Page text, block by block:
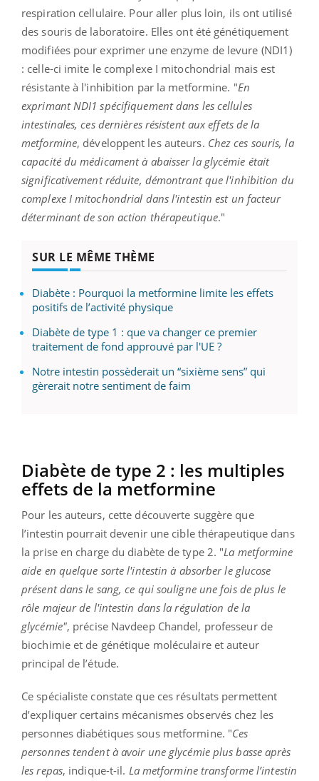
respiration cellulaire. Pour aller plus loin, ils ont utilisé
des souris de laboratoire. Elles ont été génétiquement
modifiées pour exprimer une enzyme de levure (NDI1)
: celle-ci imite le complexe I mitochondrial mais est
résistante à l'inhibition par la metformine. "En
exprimant NDI1 spécifiquement dans les cellules
intestinales, ces dernières résistent aux effets de la
metformine, développent les auteurs. Chez ces souris, la
capacité du médicament à abaisser la glycémie était
significativement réduite, démontrant que l'inhibition du
complexe I mitochondrial dans l'intestin est un facteur
déterminant de son action thérapeutique."
SUR LE MÊME THÈME
Diabète : Pourquoi la metformine limite les effets
positifs de l’activité physique
Diabète de type 1 : que va changer ce premier
traitement de fond approuvé par l'UE ?
Notre intestin possèderait un “sixième sens” qui
gèrerait notre sentiment de faim
Diabète de type 2 : les multiples
effets de la metformine
Pour les auteurs, cette découverte suggère que
l’intestin pourrait devenir une cible thérapeutique dans
la prise en charge du diabète de type 2. "La metformine
aide en quelque sorte l'intestin à absorber le glucose
présent dans le sang, ce qui souligne une fois de plus le
rôle majeur de l'intestin dans la régulation de la
glycémie", précise Navdeep Chandel, professeur de
biochimie et de génétique moléculaire et auteur
principal de l’étude.
Ce spécialiste constate que ces résultats permettent
d’expliquer certains mécanismes observés chez les
personnes diabétiques sous metformine. "Ces
personnes tendent à avoir une glycémie plus basse après
les repas, indique-t-il. La metformine transforme l’intestin